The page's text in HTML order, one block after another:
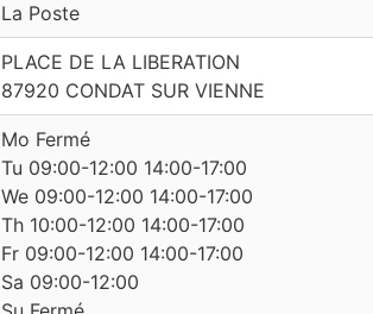
La Poste
PLACE DE LA LIBERATION
87920 CONDAT SUR VIENNE
Mo Fermé
Tu 09:00-12:00 14:00-17:00
We 09:00-12:00 14:00-17:00
Th 10:00-12:00 14:00-17:00
Fr 09:00-12:00 14:00-17:00
Sa 09:00-12:00